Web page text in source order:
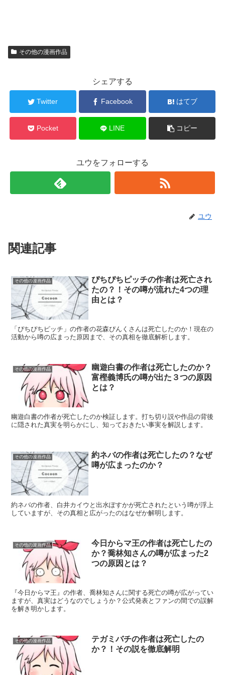
その他の漫画作品
シェアする
Twitter Facebook はてブ
Pocket LINE コピー
ユウをフォローする
ユウ
関連記事
その他の漫画作品
ぴちぴちピッチの作者は死亡され
たの？！その噂が流れた4つの理
由とは？
「ぴちぴちピッチ」の作者の花森ぴんくさんは死亡したのか！現在の
活動から噂の広まった原因まで、その真相を徹底解析します。
その他の漫画作品
幽遊白書の作者は死亡したのか？
富樫義博氏の噂が出た３つの原因
とは？
幽遊白書の作者が死亡したのか検証します。打ち切り説や作品の背後
に隠された真実を明らかにし、知っておきたい事実を解説します。
その他の漫画作品
約ネバの作者は死亡したの？なぜ
噂が広まったのか？
約ネバの作者、白井カイウと出水ぽすかが死亡されたという噂が浮上
していますが、その真相と広がったのはなぜか解明します。
その他の漫画作品
今日からマ王の作者は死亡したの
か？喬林知さんの噂が広まった2
つの原因とは？
『今日からマ王』の作者、喬林知さんに関する死亡の噂が広がってい
ますが、真実はどうなのでしょうか？公式発表とファンの間での誤解
を解き明かします。
その他の漫画作品
テガミバチの作者は死亡したの
か？！その説を徹底解明